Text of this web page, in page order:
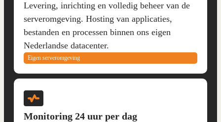
Levering, inrichting en volledig beheer van de
serveromgeving. Hosting van applicaties,
bestanden en processen binnen ons eigen
Nederlandse datacenter.
Eigen serveromgeving
Monitoring 24 uur per dag